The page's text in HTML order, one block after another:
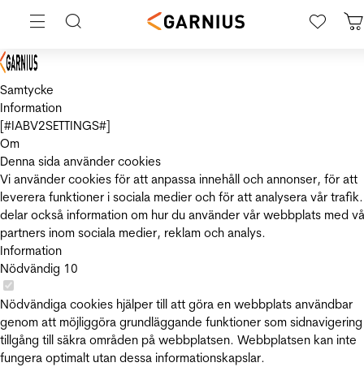
Samtycke
Information
[#IABV2SETTINGS#]
Om
Denna sida använder cookies
Vi använder cookies för att anpassa innehåll och annonser, för att
leverera funktioner i sociala medier och för att analysera vår
delar också information om hur du använder vår webbplats med
partners inom sociala medier, reklam och analys.
Information
Nödvändig 10
Nödvändiga cookies hjälper till att göra en webbplats användbar
genom att möjliggöra grundläggande funktioner som
tillgång till säkra områden på webbplatsen. Webbplatsen kan inte
fungera optimalt utan dessa informationskapslar.